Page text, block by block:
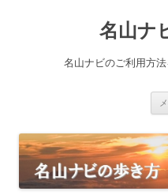
名山ナ
名山ナビのご利用方